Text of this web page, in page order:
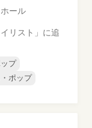
ール
リスト」に追
プ
ポップ